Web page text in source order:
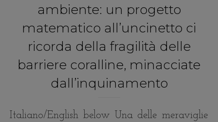
ambiente: un progetto
matematico all’uncinetto ci
ricorda della fragilità delle
barriere coralline, minacciate
dall’inquinamento
Italiano/English below Una delle meraviglie